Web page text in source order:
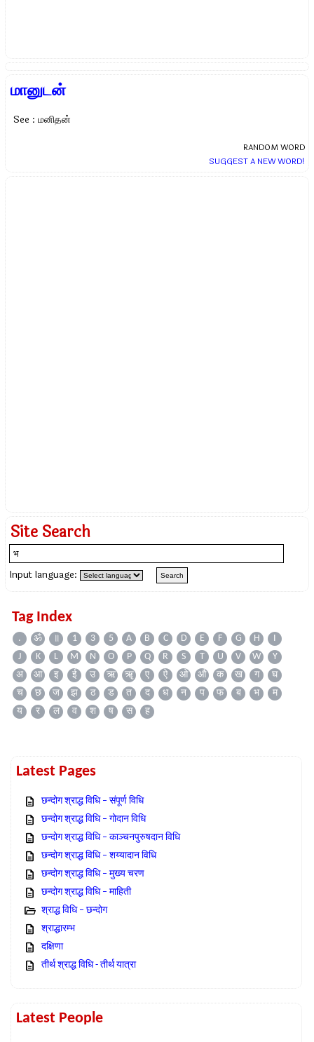
மானுடன்
See : மனிதன்
RANDOM WORD
SUGGEST A NEW WORD!
Site Search
Input language:
Tag Index
. ॐ ॥ 1 3 5 A B C D E F G H
I
J
K L M N O P Q R S T U V W
Y
अ
आ इ ई उ ऋ ॠ ए ऐ ओ औ क ख ग
घ
च
छ ज झ ठ ड त द ध न प फ ब भ
म
य
र ल व श ष स ह
Latest Pages
छन्दोग श्राद्ध विधि – संपूर्ण विधि
छन्दोग श्राद्ध विधि – गोदान विधि
छन्दोग श्राद्ध विधि – काञ्चनपुरुषदान विधि
छन्दोग श्राद्ध विधि – शय्यादान विधि
छन्दोग श्राद्ध विधि – मुख्य चरण
छन्दोग श्राद्ध विधि – माहिती
श्राद्ध विधि – छन्दोग
श्राद्धारम्भ
दक्षिणा
तीर्थ श्राद्ध विधि - तीर्थ यात्रा
Latest People